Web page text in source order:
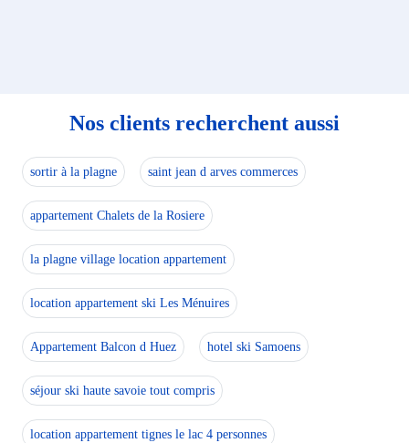
Nos clients recherchent aussi
sortir à la plagne saint jean d arves commerces
appartement Chalets de la Rosiere
la plagne village location appartement
location appartement ski Les Ménuires
Appartement Balcon d Huez hotel ski Samoens
séjour ski haute savoie tout compris
location appartement tignes le lac 4 personnes